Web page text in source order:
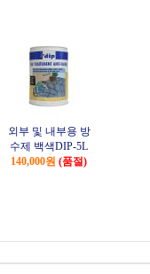
외부 및 내부용 방
수제 백색DIP-5L
140,000원 (품절)